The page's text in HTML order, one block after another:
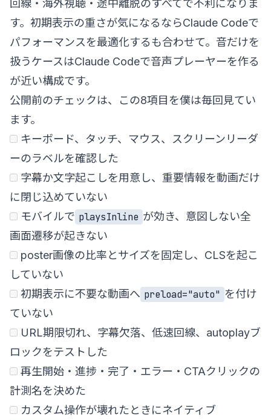
回線・海外視聴・途中離脱のすべてで不利になりま
す。初期表示の重さが気になるならClaude Codeで
パフォーマンスを最適化するも合わせて。音だけを
扱うケースはClaude Codeで音声プレーヤーを作る
が近い構成です。
公開前のチェックは、この8項目を僕は毎回見てい
ます。
キーボード、タッチ、マウス、スクリーンリーダ
ーのラベルを確認した
字幕か文字起こしを用意し、重要情報を動画だけ
に閉じ込めていない
モバイルで playsInline が効き、意図しない全
画面遷移が起きない
poster画像の比率とサイズを固定し、CLSを起こ
していない
初期表示に不要な動画へ preload="auto" を付け
ていない
URL期限切れ、字幕欠落、低速回線、autoplayブ
ロックをテストした
再生開始・進捗・完了・エラー・CTAクリックの
計測名を決めた
カスタム操作が壊れたときにネイティブ